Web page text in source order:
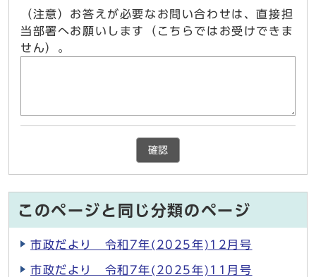
（注意）お答えが必要なお問い合わせは、直接担
当部署へお願いします（こちらではお受けできま
せん）。
確認
このページと同じ分類のページ
市政だより 令和7年(2025年)12月号
市政だより 令和7年(2025年)11月号